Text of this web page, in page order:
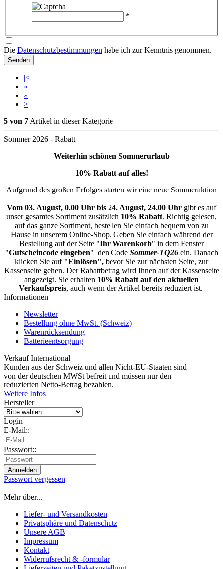
*
Die Datenschutzbestimmungen habe ich zur Kenntnis genommen.
Senden
|<
«
»
>|
5 von 7Artikel in dieser Kategorie
Sommer 2026 - Rabatt
Weiterhin schönen Sommerurlaub
10% Rabatt auf alles!
Aufgrund des großen Erfolges starten wir eine neue Sommeraktion
Vom 03. August, 0.00 Uhr bis 24. August, 24.00 Uhr gibt es auf
unser gesamtes Sortiment zusätzlich 10% Rabatt. Richtig gelesen,
auf das ganze Sortiment, bestellen Sie einfach bequem von zu
Hause in unserem Online-Shop. Geben Sie einfach während der
Bestellung auf der Seite "Ihr Warenkorb" in dem Fenster
"Gutscheincode eingeben" den Code Sommer-TQ26 ein. Danach
klicken Sie auf "Einlösen", bevor Sie zur nächsten Seite, zur
Kassenseite gehen. Der Rabattbetrag wird Ihnen auf der Kassenseite
angezeigt. Sie erhalten 10% Rabatt auf den aktuellen
Verkaufspreis, auch wenn der Artikel bereits reduziert ist.
Informationen
Newsletter
Bestellung ohne MwSt. (Schweiz)
Warenrücksendung
Batterieentsorgung
Verkauf International
Kunden aus der Schweiz und allen Nicht-EU-Staaten sind
von der deutschen MWSt befreit und müssen nur den
reduzierten Netto-Betrag bezahlen.
Weitere Infos
Hersteller
Login
E-Mail::
Passwort::
Passwort vergessen
Mehr über...
Liefer- und Versandkosten
Privatsphäre und Datenschutz
Unsere AGB
Impressum
Kontakt
Widerrufsrecht & -formular